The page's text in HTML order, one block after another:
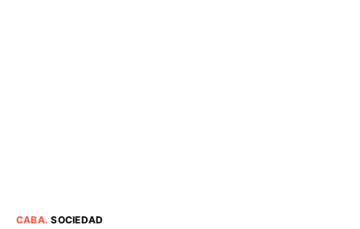
CABA.SOCIEDAD